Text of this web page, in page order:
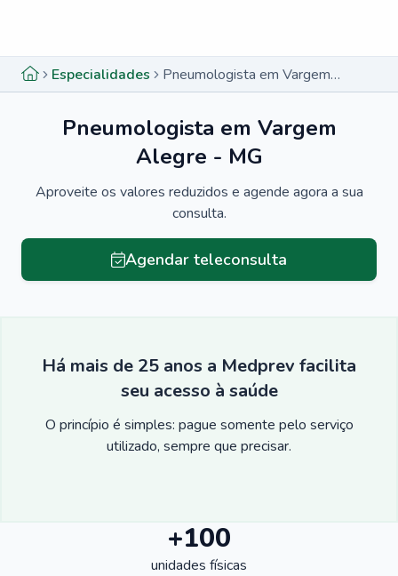
Especialidades Pneumologista em Vargem Alegre - MG
Pneumologista em Vargem
Alegre - MG
Aproveite os valores reduzidos e agende agora a sua
consulta.
Agendar teleconsulta
Há mais de 25 anos a Medprev facilita
seu acesso à saúde
O princípio é simples: pague somente pelo serviço
utilizado, sempre que precisar.
+100
unidades físicas